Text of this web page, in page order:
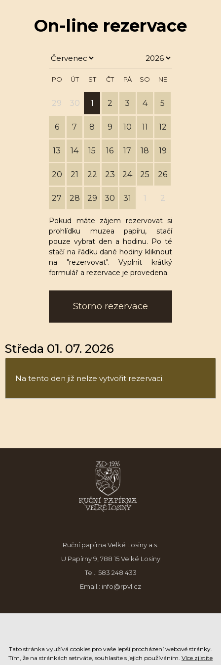
On-line rezervace
PO ÚT ST ČT PÁ SO NE
29 30 1 2 3 4 5
6 7 8 9 10 11 12
13 14 15 16 17 18 19
20 21 22 23 24 25 26
27 28 29 30 31 1 2
Pokud máte zájem rezervovat si
prohlídku muzea papíru, stačí
pouze vybrat den a hodinu. Po té
stačí na řádku dané hodiny kliknout
na "rezervovat". Vyplnit krátký
formulář a rezervace je provedena.
Storno rezervace
Středa 01. 07. 2026
Na tento den již nelze vytvořit rezervaci.
Ruční papírna Velké Losiny a.s.
U Papírny 9, 788 15 Velké Losiny
Tel.: 583 248 433
Email.: info@rpvl.cz
Tato stránka využívá cookies pro vaše lepší procházení webové stránky.
Tím, že na stránkách setrváte, souhlasíte s jejich používáním. Více zjistíte